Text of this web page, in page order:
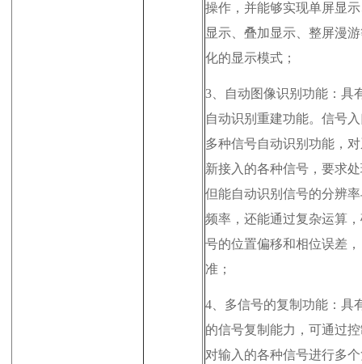
操作，并能够实现单屏显
显示、叠加显示、整屏漫
化的显示模式；
3、
自动图像识别功能：具
自动识别重建功能。信号
多种信号自动识别功能，
新接入的各种信号，要求
但能自动识别信号的分辨
频率，还能通过复杂运算
号的位置偏移和相位误差
准；
4、 多信号的复制功能：具
的信号复制能力，可通过
对输入的各种信号进行多